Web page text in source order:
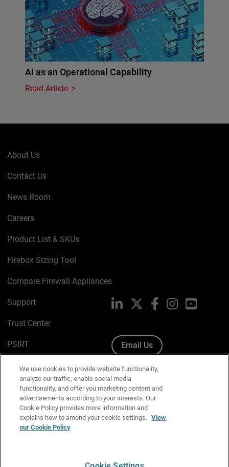
AI as an Operational Capability
Read Article
About Us
Contact Us
News Room
Careers
Product List & SKUs
Firebox Sizing Tool
Compare Firewall Appliances
Support
Trust Center
PSIRT
Cookie Policy
Privacy Policy
Media & Brand Kit
Manage Email Preferences
LinkedIn FacebookInstagramYouTube
Email Us
We use cookies to provide website functionality,
analyze our traffic, enable social media
functionality, and offer you marketing content and
advertisements according to your interests. Our
Cookie Policy provides more information and
explains how to amend your cookie settings. View
our Cookie Policy